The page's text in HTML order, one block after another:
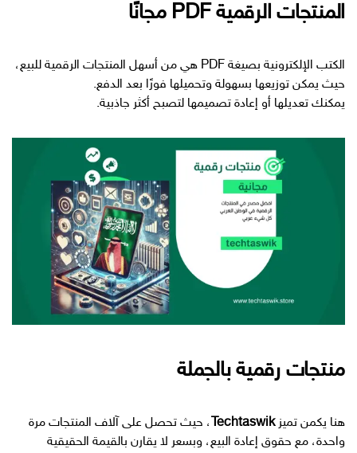
المنتجات الرقمية PDF مجانًا
الكتب الإلكترونية بصيغة PDF هي من أسهل المنتجات الرقمية للبيع،
حيث يمكن توزيعها بسهولة وتحميلها فورًا بعد الدفع.
يمكنك تعديلها أو إعادة تصميمها لتصبح أكثر جاذبية.
منتجات رقمية بالجملة
هنا يكمن تميزTechtaswik ، حيث تحصل على آلاف المنتجات مرة
واحدة، مع حقوق إعادة البيع، وبسعر لا يقارن بالقيمة الحقيقية